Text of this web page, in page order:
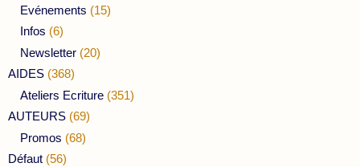
Evénements (15)
Infos (6)
Newsletter (20)
AIDES (368)
Ateliers Ecriture (351)
AUTEURS (69)
Promos (68)
Défaut (56)